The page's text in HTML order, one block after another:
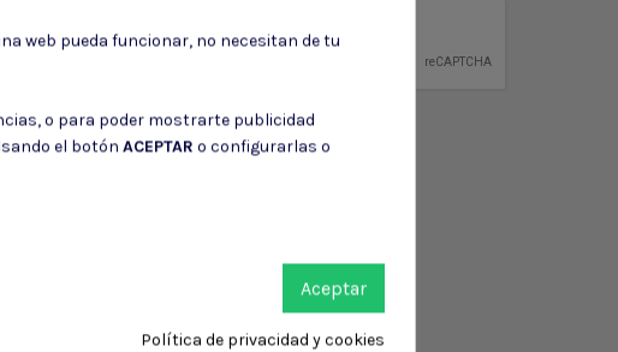
de su entidad.
web pueda funcionar, no necesitan de tu
o para poder mostrarte publicidad
el botón ACEPTAR o configurarlas o
Aceptar
Política de privacidad y cookies